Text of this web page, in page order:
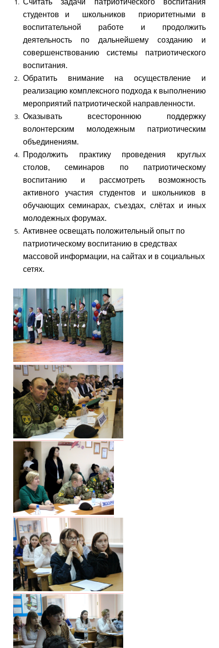
студентов и школьников приоритетными в
воспитательной работе и продолжить
деятельность по дальнейшему созданию и
совершенствованию системы патриотического
воспитания.
Обратить внимание на осуществление и
реализацию комплексного подхода к выполнению
мероприятий патриотической направленности.
Оказывать всестороннюю поддержку
волонтерским молодежным патриотическим
объединениям.
Продолжить практику проведения круглых
столов, семинаров по патриотическому
воспитанию и рассмотреть возможность
активного участия студентов и школьников в
обучающих семинарах, съездах, слётах и иных
молодежных форумах.
Активнее освещать положительный опыт по
патриотическому воспитанию в средствах
массовой информации, на сайтах и в социальных
сетях.